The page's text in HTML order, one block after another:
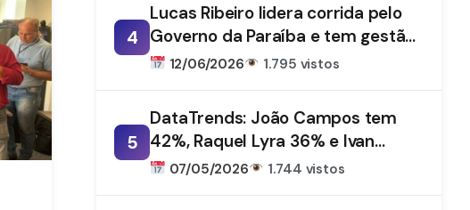
4
Lucas Ribeiro lidera corrida pelo
Governo da Paraíba e tem gestão
aprovada por 66%, aponta
12/06/2026 1.795 vistos
5
DataTrends: João Campos tem
42%, Raquel Lyra 36% e Ivan
Moraes 1%
07/05/2026 1.744 vistos